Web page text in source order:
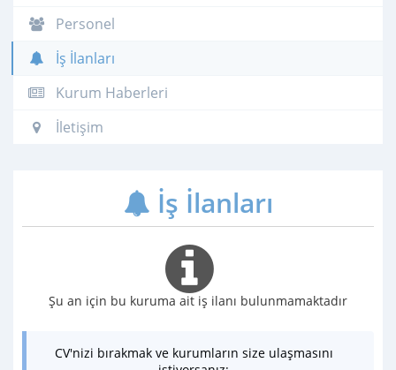
Personel
İş İlanları
Kurum Haberleri
İletişim
İş İlanları
Şu an için bu kuruma ait iş ilanı bulunmamaktadır
CV'nizi bırakmak ve kurumların size ulaşmasını